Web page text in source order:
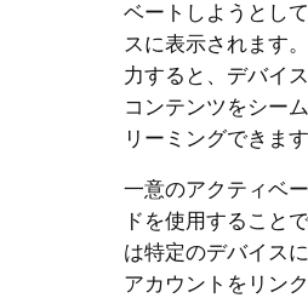
ベートしようとし
スに表示されます
力すると、デバイ
コンテンツをシー
リーミングできます
一意のアクティベ
ドを使用すること
は特定のデバイス
アカウントをリン